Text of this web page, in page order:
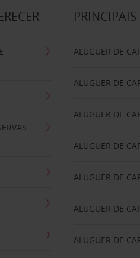
ALUGUER DE
ALUGUER DE
ALUGUER DE
ALUGUER DE
ALUGUER DE
ALUGUER DE
ALUGUER DE